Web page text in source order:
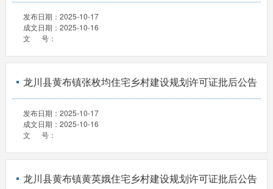
发布日期： 2025-10-17
成文日期： 2025-10-16
文 号：
龙川县黄布镇张枚均住宅乡村建设规划许可证批后公告
发布日期： 2025-10-17
成文日期： 2025-10-16
文 号：
龙川县黄布镇黄英娥住宅乡村建设规划许可证批后公告